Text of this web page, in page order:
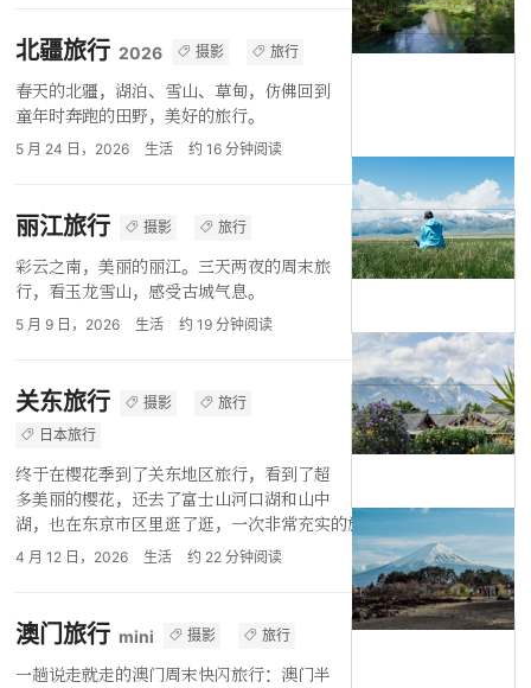
北疆旅行 2026 摄影 旅行
春天的北疆，湖泊、雪山、草甸，仿佛回到
童年时奔跑的田野，美好的旅行。
5 月 24 日，2026 生活 约 16 分钟阅读
丽江旅行 摄影 旅行
彩云之南，美丽的丽江。三天两夜的周末旅
行，看玉龙雪山，感受古城气息。
5 月 9 日，2026 生活 约 19 分钟阅读
关东旅行 摄影
旅行
日本旅行
终于在樱花季到了关东地区旅行，看到了超
多美丽的樱花，还去了富士山河口湖和山中
湖，也在东京市区里逛了逛，一次非常充实的旅行。
4 月 12 日，2026 生活 约 22 分钟阅读
澳门旅行 mini 摄影 旅行
一趟说走就走的澳门周末快闪旅行：澳门半